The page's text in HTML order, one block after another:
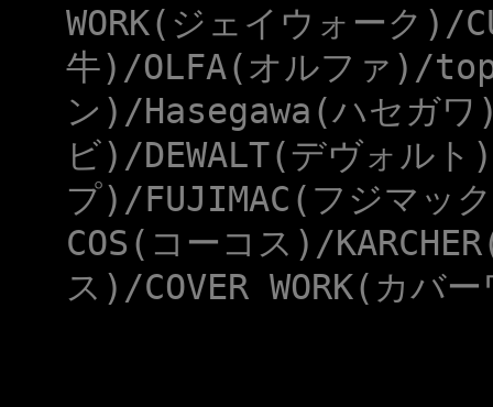
WORK(ジェイウォーク)/
牛)/OLFA(オルファ)/
ン)/Hasegawa(ハセガ
ビ)/DEWALT(デヴォル
プ)/FUJIMAC(フジマッ
COS(コーコス)/
ス)/COVER WORK(カ